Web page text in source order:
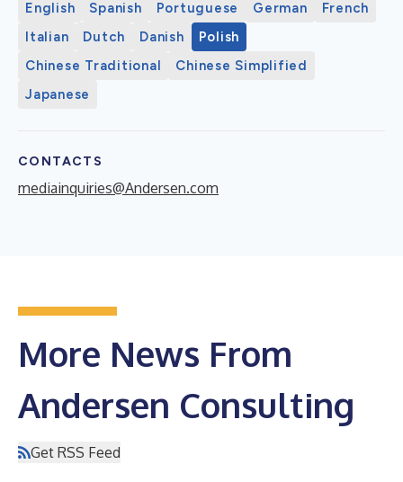
English Spanish Portuguese German
French
Italian
Dutch Danish
Polish
Chinese Traditional
Chinese Simplified
Japanese
CONTACTS
mediainquiries@Andersen.com
More News From
Andersen Consulting
Get RSS Feed